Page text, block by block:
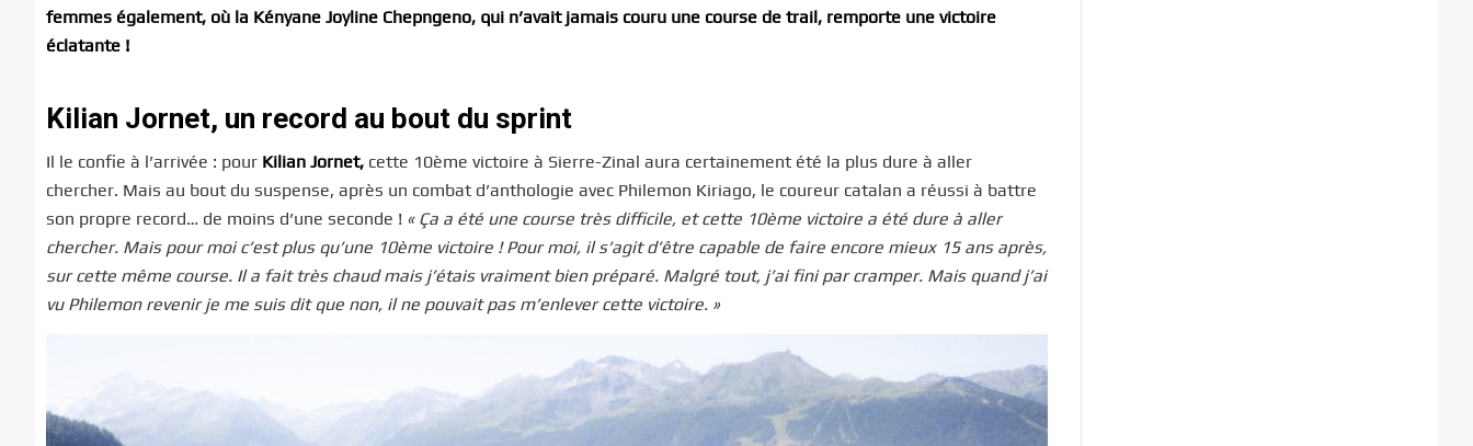
femmes également, où la Kényane Joyline Chepngeno, qui n’avait jamais couru une course de trail, remporte une victoire
éclatante !
Kilian Jornet, un record au bout du sprint
Il le confie à l’arrivée : pour Kilian Jornet, cette 10ème victoire à Sierre-Zinal aura certainement été la plus dure à aller
chercher. Mais au bout du suspense, après un combat d’anthologie avec Philemon Kiriago, le coureur catalan a réussi à battre
son propre record… de moins d’une seconde ! « Ça a été une course très difficile, et cette 10ème victoire a été dure à aller
chercher. Mais pour moi c’est plus qu’une 10ème victoire ! Pour moi, il s’agit d’être capable de faire encore mieux 15 ans après,
sur cette même course. Il a fait très chaud mais j’étais vraiment bien préparé. Malgré tout, j’ai fini par cramper. Mais quand j’ai
vu Philemon revenir je me suis dit que non, il ne pouvait pas m’enlever cette victoire. »